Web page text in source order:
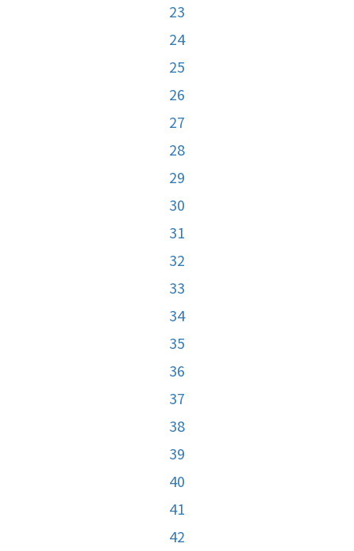
23
24
25
26
27
28
29
30
31
32
33
34
35
36
37
38
39
40
41
42